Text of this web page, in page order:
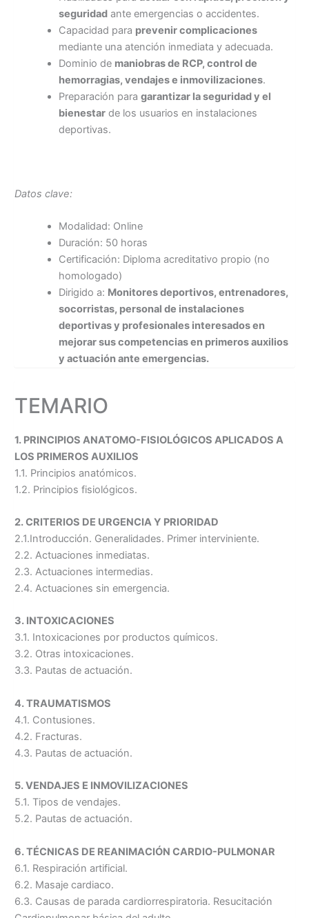
seguridadante emergencias o accidentes.
Capacidad para prevenir complicaciones
mediante una atención inmediata y adecuada.
Dominio de maniobras de RCP, control de
hemorragias, vendajes e inmovilizaciones.
Preparación para garantizar la seguridad y el
bienestarde los usuarios en instalaciones
deportivas.
Datos clave:
Modalidad: Online
Duración: 50 horas
Certificación: Diploma acreditativo propio (no
homologado)
Dirigido a: Monitores deportivos, entrenadores,
socorristas, personal de instalaciones
deportivas y profesionales interesados en
mejorar sus competencias en primeros auxilios
y actuación ante emergencias.
TEMARIO
1. PRINCIPIOS ANATOMO-FISIOLÓGICOS APLICADOS A
LOS PRIMEROS AUXILIOS
1.1. Principios anatómicos.
1.2. Principios fisiológicos.
2. CRITERIOS DE URGENCIA Y PRIORIDAD
2.1.Introducción. Generalidades. Primer interviniente.
2.2. Actuaciones inmediatas.
2.3. Actuaciones intermedias.
2.4. Actuaciones sin emergencia.
3. INTOXICACIONES
3.1. Intoxicaciones por productos químicos.
3.2. Otras intoxicaciones.
3.3. Pautas de actuación.
4. TRAUMATISMOS
4.1. Contusiones.
4.2. Fracturas.
4.3. Pautas de actuación.
5. VENDAJES E INMOVILIZACIONES
5.1. Tipos de vendajes.
5.2. Pautas de actuación.
6. TÉCNICAS DE REANIMACIÓN CARDIO-PULMONAR
6.1. Respiración artificial.
6.2. Masaje cardiaco.
6.3. Causas de parada cardiorrespiratoria. Resucitación